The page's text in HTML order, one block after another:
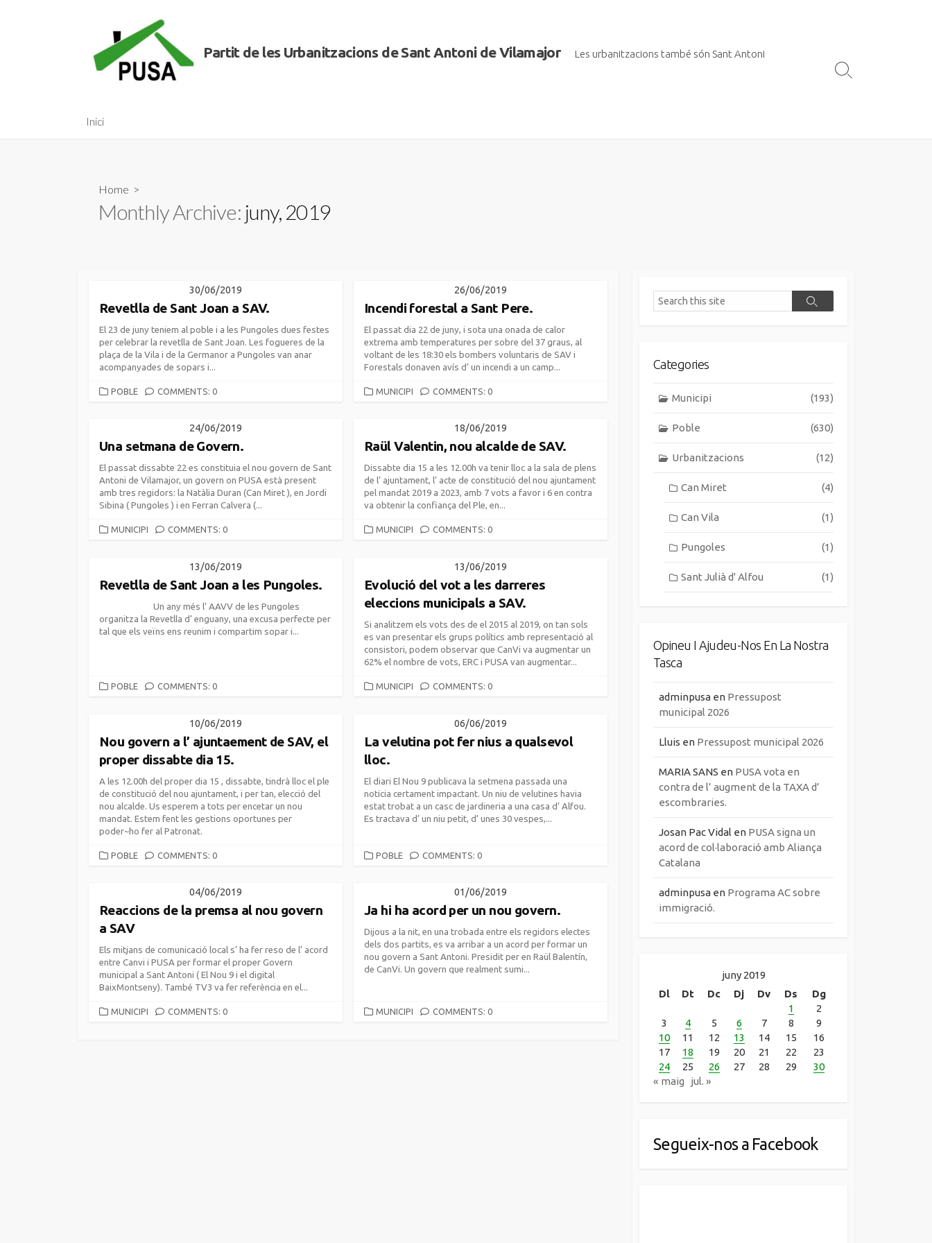
Partit de les Urbanitzacions de Sant Antoni de Vilamajor Les urbanitzacions també són Sant Antoni
Inici
Search
Home >
Monthly Archive: juny, 2019
30/06/2019
Revetlla de Sant Joan a SAV.
El 23 de juny teniem al poble i a les Pungoles dues festes
per celebrar la revetlla de Sant Joan. Les fogueres de la
plaça de la Vila i de la Germanor a Pungoles van anar
acompanyades de sopars i...
CATEGORIES
POBLE COMMENTS: 0
26/06/2019
Incendi forestal a Sant Pere.
El passat dia 22 de juny, i sota una onada de calor
extrema amb temperatures per sobre del 37 graus, al
voltant de les 18:30 els bombers voluntaris de SAV i
Forestals donaven avís d’ un incendi a un camp...
CATEGORIES
MUNICIPI COMMENTS: 0
24/06/2019
Una setmana de Govern.
El passat dissabte 22 es constituia el nou govern de Sant
Antoni de Vilamajor, un govern on PUSA està present
amb tres regidors: la Natàlia Duran (Can Miret ), en Jordi
Sibina ( Pungoles ) i en Ferran Calvera (...
CATEGORIES
MUNICIPI COMMENTS: 0
18/06/2019
Raül Valentin, nou alcalde de SAV.
Dissabte dia 15 a les 12.00h va tenir lloc a la sala de plens
de l’ ajuntament, l’ acte de constitució del nou ajuntament
pel mandat 2019 a 2023, amb 7 vots a favor i 6 en contra
va obtenir la confiança del Ple, en...
CATEGORIES
MUNICIPI COMMENTS: 0
13/06/2019
Revetlla de Sant Joan a les Pungoles.
Un any més l’ AAVV de les Pungoles
organitza la Revetlla d’ enguany, una excusa perfecte per
tal que els veïns ens reunim i compartim sopar i...
CATEGORIES
POBLE COMMENTS: 0
13/06/2019
Evolució del vot a les darreres
eleccions municipals a SAV.
Si analitzem els vots des de el 2015 al 2019, on tan sols
es van presentar els grups polítics amb representació al
consistori, podem observar que CanVi va augmentar un
62% el nombre de vots, ERC i PUSA van augmentar...
CATEGORIES
MUNICIPI COMMENTS: 0
10/06/2019
Nou govern a l’ ajuntaement de SAV, el
proper dissabte dia 15.
A les 12.00h del proper dia 15 , dissabte, tindrà lloc el ple
de constitució del nou ajuntament, i per tan, elecció del
nou alcalde. Us esperem a tots per encetar un nou
mandat. Estem fent les gestions oportunes per
poder~ho fer al Patronat.
CATEGORIES
POBLE COMMENTS: 0
06/06/2019
La velutina pot fer nius a qualsevol
lloc.
El diari El Nou 9 publicava la setmena passada una
noticia certament impactant. Un niu de velutines havia
estat trobat a un casc de jardineria a una casa d’ Alfou.
Es tractava d’ un niu petit, d’ unes 30 vespes,...
CATEGORIES
POBLE COMMENTS: 0
04/06/2019
Reaccions de la premsa al nou govern
a SAV
Els mitjans de comunicació local s’ ha fer reso de l’ acord
entre Canvi i PUSA per formar el proper Govern
municipal a Sant Antoni ( El Nou 9 i el digital
BaixMontseny). També TV3 va fer referència en el...
CATEGORIES
MUNICIPI COMMENTS: 0
01/06/2019
Ja hi ha acord per un nou govern.
Dijous a la nit, en una trobada entre els regidors electes
dels dos partits, es va arribar a un acord per formar un
nou govern a Sant Antoni. Presidit per en Raül Balentín,
de CanVi. Un govern que realment sumi...
CATEGORIES
MUNICIPI COMMENTS: 0
Search
Search
Categories
Municipi (193)
Poble (630)
Urbanitzacions (12)
Can Miret (4)
Can Vila (1)
Pungoles (1)
Sant Julià d' Alfou (1)
Opineu I Ajudeu-Nos En La Nostra
Tasca
adminpusa en Pressupost
municipal 2026
Lluis en Pressupost municipal 2026
MARIA SANS en PUSA vota en
contra de l’ augment de la TAXA d’
escombraries.
Josan Pac Vidal en PUSA signa un
acord de col·laboració amb Aliança
Catalana
adminpusa en Programa AC sobre
immigració.
juny 2019
Dl
Dt Dc Dj Dv Ds
Dg
1
2
3
4 5 6 7 8
9
10
11 12 13 14 15
16
17
18 19 20 21 22
23
24
25 26 27 28 29
30
« maig
jul. »
Segueix-nos a Facebook